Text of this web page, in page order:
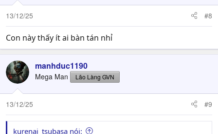
13/12/25 #8
Con này thấy ít ai bàn tán nhỉ
manhduc1190
Mega Man Lão Làng GVN
13/12/25 #9
kurenai_tsubasa nói: